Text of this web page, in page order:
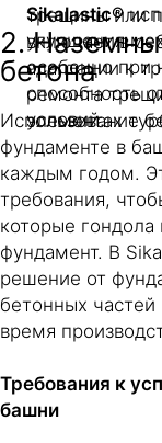
трещины или
включает в
адаптации к
ремонта
элементах
Sikalastic®
улучшения
особенно при
способность
условий.
2.
бетона
Использование
фундаменте в
каждым годом.
требования,
которые
фундамент. В
решение от
бетонных
время
Требования к
башни